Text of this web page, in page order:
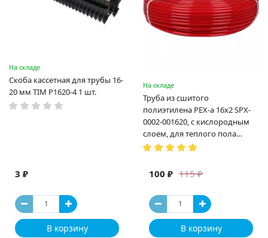
На складе
Скоба кассетная для трубы 16-
20 мм TIM P1620-4 1 шт.
3 ₽
В корзину
На складе
Труба из сшитого
полиэтилена PEX-a 16х2 SPX-
0002-001620, с кислородным
слоем, для теплого пола
(Испания)
115 ₽
100 ₽
В корзину